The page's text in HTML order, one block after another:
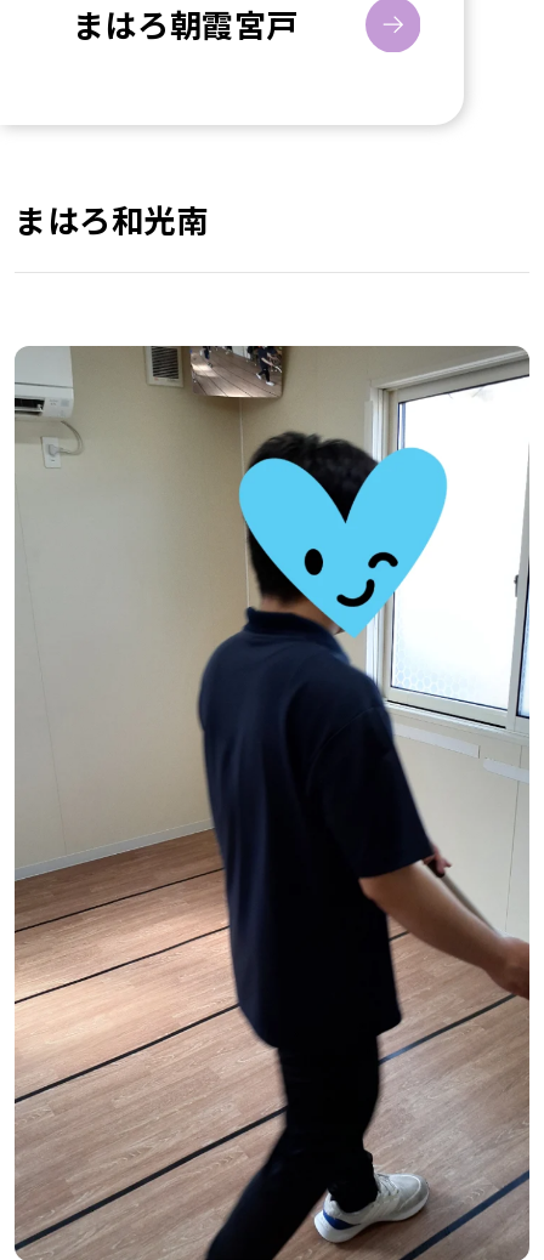
まはろ和光南
まはろ朝霞宮戸